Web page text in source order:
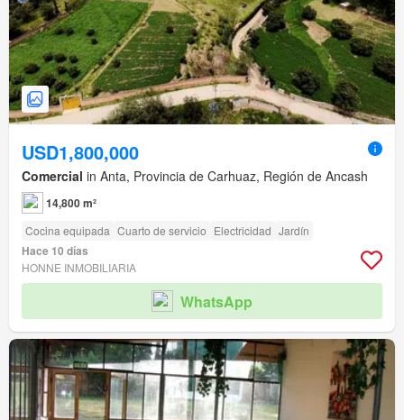
USD1,800,000
Comercial in Anta, Provincia de Carhuaz, Región de Ancash
14,800 m²
Cocina equipada Cuarto de servicio Electricidad Jardín
Hace 10 días
HONNE INMOBILIARIA
WhatsApp